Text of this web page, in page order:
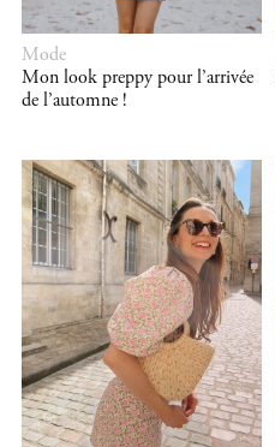
Mode
Mon look preppy pour l’arrivée
de l’automne !